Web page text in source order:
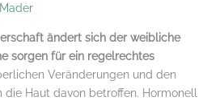
ändert sich der weibliche
sorgen für ein regelrechtes
Veränderungen und den
Haut davon betroffen. Hormonell